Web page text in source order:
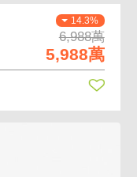
14.3%
6,988萬
5,988萬